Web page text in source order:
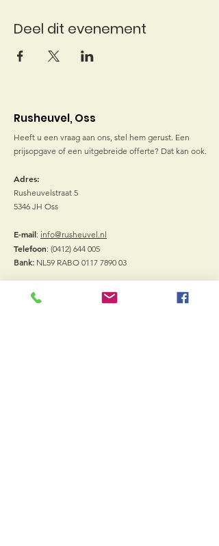
Deel dit evenement
Rusheuvel, Oss
Heeft u een vraag aan ons, stel hem gerust. Een
prijsopgave of een uitgebreide offerte? Dat kan ook.
Adres:
Rusheuvelstraat 5
5346 JH Oss
E-mail: info@rusheuvel.nl
Telefoon: (0412) 644 005
Bank: NL59 RABO 0117 7890 03
Vacatures